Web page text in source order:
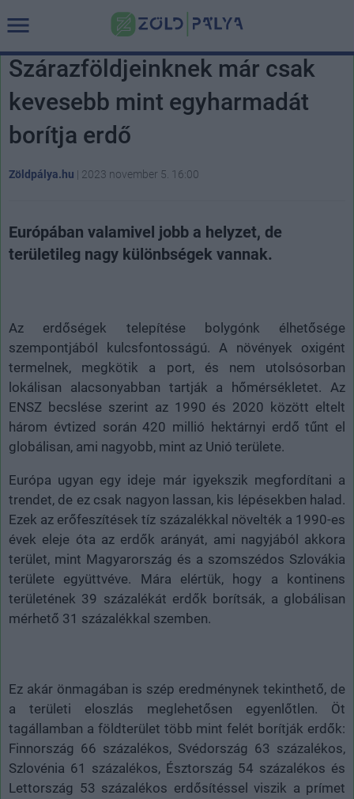
Szárazföldjeinknek már csak
kevesebb mint egyharmadát
borítja erdő
Zöldpálya.hu | 2023 november 5. 16:00
Európában valamivel jobb a helyzet, de
területileg nagy különbségek vannak.
Az erdőségek telepítése bolygónk élhetősége
szempontjából kulcsfontosságú. A növények oxigént
termelnek, megkötik a port, és nem utolsósorban
lokálisan alacsonyabban tartják a hőmérsékletet. Az
ENSZ becslése szerint az 1990 és 2020 között eltelt
három évtized során 420 millió hektárnyi erdő tűnt el
globálisan, ami nagyobb, mint az Unió területe.
Európa ugyan egy ideje már igyekszik megfordítani a
trendet, de ez csak nagyon lassan, kis lépésekben halad.
Ezek az erőfeszítések tíz százalékkal növelték a 1990-es
évek eleje óta az erdők arányát, ami nagyjából akkora
terület, mint Magyarország és a szomszédos Szlovákia
területe együttvéve. Mára elértük, hogy a kontinens
területének 39 százalékát erdők borítsák, a globálisan
mérhető 31 százalékkal szemben.
Ez akár önmagában is szép eredménynek tekinthető, de
a területi eloszlás meglehetősen egyenlőtlen. Öt
tagállamban a földterület több mint felét borítják erdők:
Finnország 66 százalékos, Svédország 63 százalékos,
Szlovénia 61 százalékos, Észtország 54 százalékos és
Lettország 53 százalékos erdősítéssel viszik a prímet